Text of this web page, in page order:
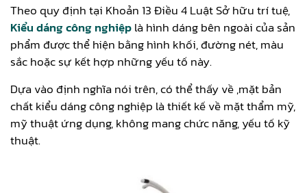
Theo quy định tại Khoản 13 Điều 4 Luật Sở hữu trí tuệ,
Kiểu dáng công nghiệplà hình dáng bên ngoài của sản
phẩm được thể hiện bằng hình khối, đường nét, màu
sắc hoặc sự kết hợp những yếu tố này.
Dựa vào định nghĩa nói trên, có thể thấy về ,mặt bản
chất kiểu dáng công nghiệp là thiết kế về mặt thẩm mỹ,
mỹ thuật ứng dụng, không mang chức năng, yếu tố kỹ
thuật.